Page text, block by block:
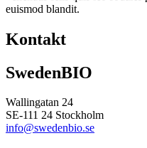
euismod blandit.
Kontakt
SwedenBIO
Wallingatan 24
SE-111 24 Stockholm
info@swedenbio.se